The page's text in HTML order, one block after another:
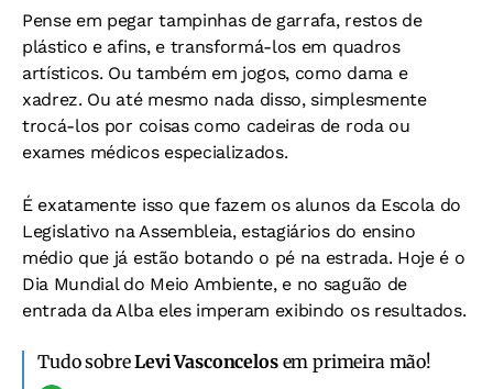
Pense em pegar tampinhas de garrafa, restos de
plástico e afins, e transformá-los em quadros
artísticos. Ou também em jogos, como dama e
xadrez. Ou até mesmo nada disso, simplesmente
trocá-los por coisas como cadeiras de roda ou
exames médicos especializados.
É exatamente isso que fazem os alunos da Escola do
Legislativo na Assembleia, estagiários do ensino
médio que já estão botando o pé na estrada. Hoje é o
Dia Mundial do Meio Ambiente, e no saguão de
entrada da Alba eles imperam exibindo os resultados.
Tudo sobreLevi Vasconcelosem primeira mão!